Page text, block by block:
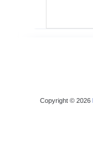
Copyright © 2026